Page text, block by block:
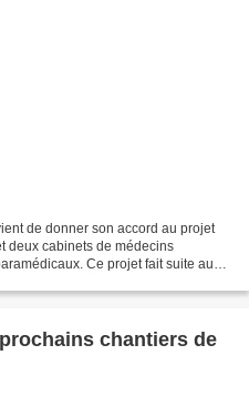
de donner son accord au projet
deux cabinets de médecins
Ce projet fait suite au
chantiers de